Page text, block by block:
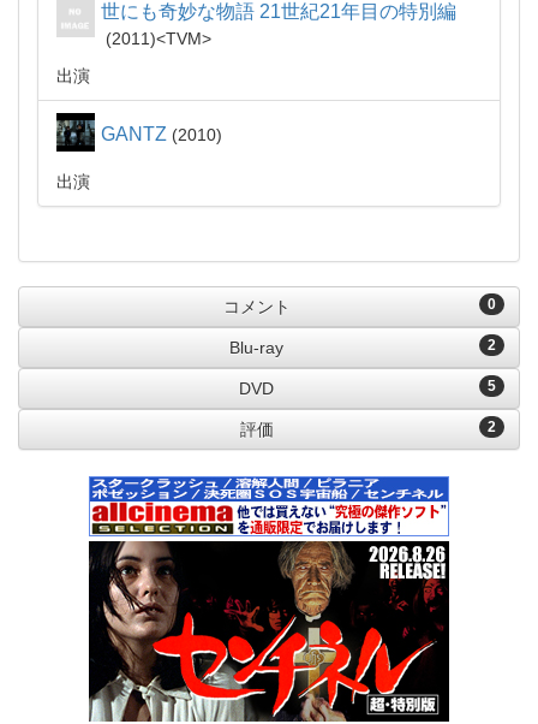
世にも奇妙な物語 21世紀21年目の特別編
2011
TVM
出演
GANTZ 2010
出演
0
コメント
2
Blu-ray
5
DVD
2
評価